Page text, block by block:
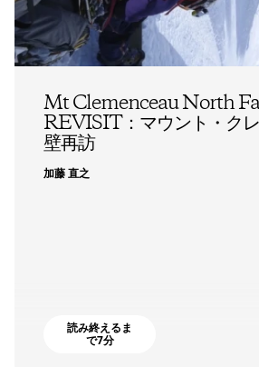
Mt Clemenceau North
REVISIT：マウント・ク
壁再訪
加藤 直之
読み終えるま
で7分